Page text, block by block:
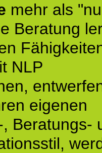
mehr als
Beratung
NLP
eigenen
Beratungs-